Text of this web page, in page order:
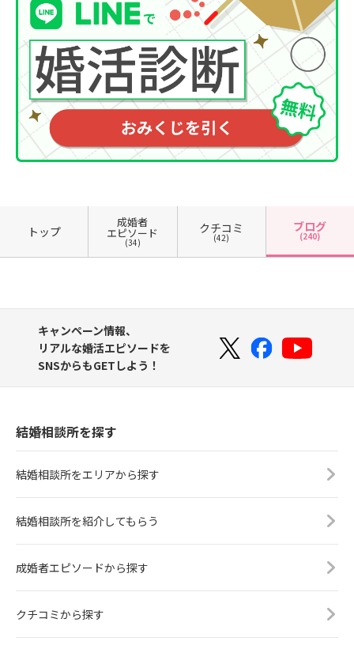
トップ
成婚者
エピソード
(34)
クチコミ
(42)
ブログ
(240)
キャンペーン情報、
リアルな婚活エピソードを
SNSからもGETしよう！
結婚相談所を探す
結婚相談所をエリアから探す
結婚相談所を紹介してもらう
成婚者エピソードから探す
クチコミから探す